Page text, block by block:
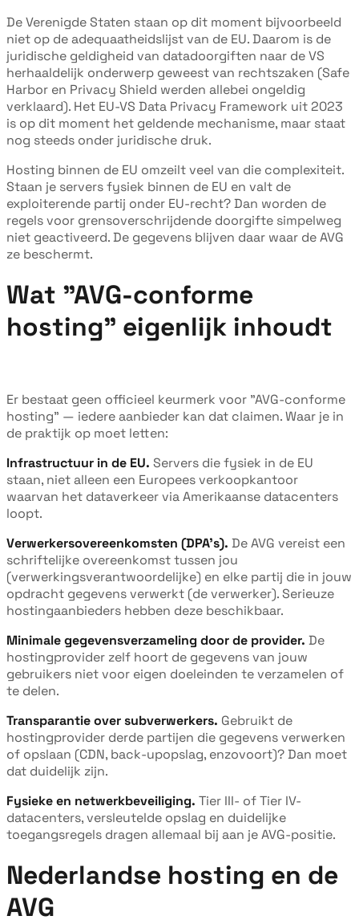
De Verenigde Staten staan op dit moment bijvoorbeeld
niet op de adequaatheidslijst van de EU. Daarom is de
juridische geldigheid van datadoorgiften naar de VS
herhaaldelijk onderwerp geweest van rechtszaken (Safe
Harbor en Privacy Shield werden allebei ongeldig
verklaard). Het EU-VS Data Privacy Framework uit 2023
is op dit moment het geldende mechanisme, maar staat
nog steeds onder juridische druk.
Hosting binnen de EU omzeilt veel van die complexiteit.
Staan je servers fysiek binnen de EU en valt de
exploiterende partij onder EU-recht? Dan worden de
regels voor grensoverschrijdende doorgifte simpelweg
niet geactiveerd. De gegevens blijven daar waar de AVG
ze beschermt.
Wat "AVG-conforme
hosting" eigenlijk inhoudt
Er bestaat geen officieel keurmerk voor "AVG-conforme
hosting" — iedere aanbieder kan dat claimen. Waar je in
de praktijk op moet letten:
Infrastructuur in de EU. Servers die fysiek in de EU
staan, niet alleen een Europees verkoopkantoor
waarvan het dataverkeer via Amerikaanse datacenters
loopt.
Verwerkersovereenkomsten (DPA's). De AVG vereist een
schriftelijke overeenkomst tussen jou
(verwerkingsverantwoordelijke) en elke partij die in jouw
opdracht gegevens verwerkt (de verwerker). Serieuze
hostingaanbieders hebben deze beschikbaar.
Minimale gegevensverzameling door de provider. De
hostingprovider zelf hoort de gegevens van jouw
gebruikers niet voor eigen doeleinden te verzamelen of
te delen.
Transparantie over subverwerkers. Gebruikt de
hostingprovider derde partijen die gegevens verwerken
of opslaan (CDN, back-upopslag, enzovoort)? Dan moet
dat duidelijk zijn.
Fysieke en netwerkbeveiliging. Tier III- of Tier IV-
datacenters, versleutelde opslag en duidelijke
toegangsregels dragen allemaal bij aan je AVG-positie.
Nederlandse hosting en de
AVG